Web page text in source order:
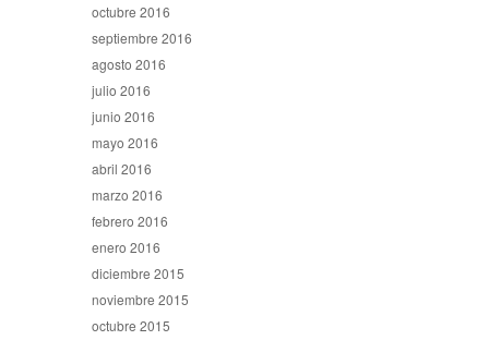
octubre 2016
septiembre 2016
agosto 2016
julio 2016
junio 2016
mayo 2016
abril 2016
marzo 2016
febrero 2016
enero 2016
diciembre 2015
noviembre 2015
octubre 2015